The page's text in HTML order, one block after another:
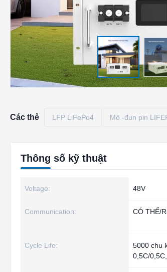
Các thẻ LFP LiFePo4 Mô -đun pin
Thông số kỹ thuật
Voltage: 48V
Communication: CÓ THỂ/
Cycle Life:
5000 chu
0,5C/